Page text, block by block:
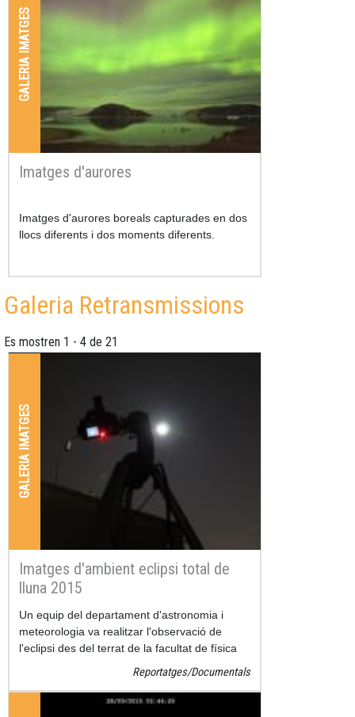
GALERIA IMATGES
Imatges d'aurores
Imatges d'aurores boreals capturades en dos
llocs diferents i dos moments diferents.
Galeria Retransmissions
Es mostren 1 - 4 de 21
GALERIA IMATGES
Imatges d'ambient eclipsi total de
lluna 2015
Un equip del departament d'astronomia i
meteorologia va realitzar l'observació de
l'eclipsi des del terrat de la facultat de física
de la Universitat de Barcelona i va poder
Reportatges/Documentals